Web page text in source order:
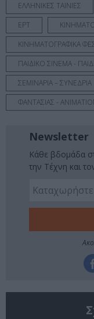
ΕΛΛΗΝΙΚΕΣ ΤΑΙΝΙΕΣ
ΕΡΤ
ΚΙΝΗΜΑΤΟΓΡΑΦΙΚΑ
ΠΑΙΔΙΚΟ ΣΙΝΕΜΑ -
ΣΕΜΙΝΑΡΙΑ – ΣΥΝΕΔΡΙΑ
ΦΑΝΤΑΣΙΑΣ -
Newsletter
Κάθε βδομάδα
την Τέχνη και